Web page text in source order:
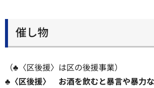
催し物
（♣〈区後援〉は区の後援事業）
♣〈区後援〉 お酒を飲むと暴言や暴力